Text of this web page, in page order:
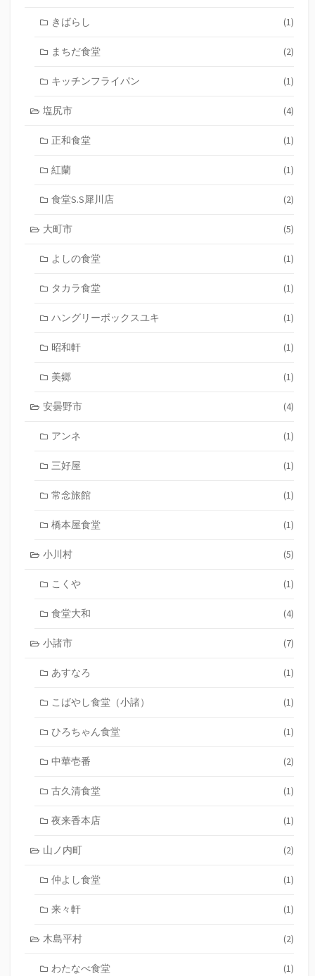
きばらし (1)
まちだ食堂 (2)
キッチンフライパン (1)
塩尻市 (4)
正和食堂 (1)
紅蘭 (1)
食堂S.S犀川店 (2)
大町市 (5)
よしの食堂 (1)
タカラ食堂 (1)
ハングリーボックスユキ (1)
昭和軒 (1)
美郷 (1)
安曇野市 (4)
アンネ (1)
三好屋 (1)
常念旅館 (1)
橋本屋食堂 (1)
小川村 (5)
こくや (1)
食堂大和 (4)
小諸市 (7)
あすなろ (1)
こばやし食堂（小諸） (1)
ひろちゃん食堂 (1)
中華壱番 (2)
古久清食堂 (1)
夜来香本店 (1)
山ノ内町 (2)
仲よし食堂 (1)
来々軒 (1)
木島平村 (2)
わたなべ食堂 (1)